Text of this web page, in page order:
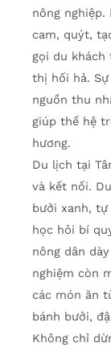
nông
cam, quýt,
gọi du khách
thị hối hả.
nguồn thu
giúp thế hệ
hương.
Du lịch tại
và kết nối.
bưởi xanh,
học hỏi bí
nông dân
nghiệm còn
các món ăn
bánh bưởi,
Không chỉ